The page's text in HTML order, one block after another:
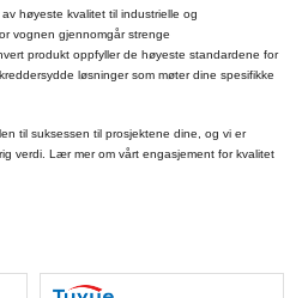
høyeste kvalitet til industrielle og
vognen gjennomgår strenge
produkt oppfyller de høyeste standardene for
løsninger som møter dine spesifikke
til suksessen til prosjektene dine, og vi er
verdi. Lær mer om vårt engasjement for kvalitet